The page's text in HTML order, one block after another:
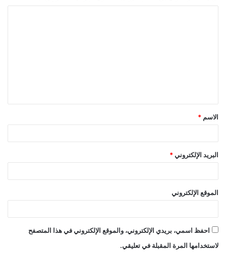
ق
*
الاسم *
البريد الإلكتروني *
الموقع الإلكتروني
احفظ اسمي، بريدي الإلكتروني، والموقع الإلكتروني في هذا المتصفح
لاستخدامها المرة المقبلة في تعليقي.